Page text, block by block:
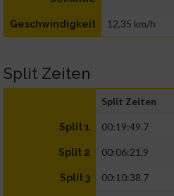
Geschwindigkeit 12,35 km/h
Split Zeiten
Split Zeiten
Split 1 00:19:49.7
Split 2 00:06:21.9
Split 3 00:10:38.7